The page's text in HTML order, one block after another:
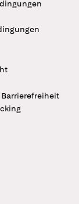
Barrierefreiheit